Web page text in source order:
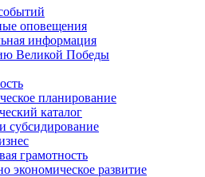
оповещения
информация
Великой Победы
планирование
каталог
субсидирование
грамотность
экономическое развитие